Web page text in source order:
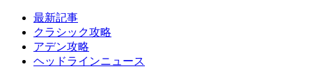
最新記事
クラシック攻略
アデン攻略
ヘッドラインニュース